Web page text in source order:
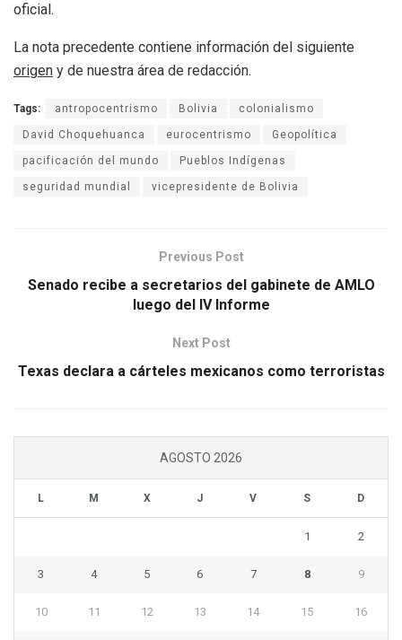
oficial.
La nota precedente contiene información del siguiente
origen y de nuestra área de redacción.
Tags: antropocentrismo Bolivia colonialismo
David Choquehuanca eurocentrismo Geopolítica
pacificación del mundo Pueblos Indígenas
seguridad mundial vicepresidente de Bolivia
Previous Post
Senado recibe a secretarios del gabinete de AMLO
luego del IV Informe
Next Post
Texas declara a cárteles mexicanos como terroristas
AGOSTO 2026
L M X J V S D
1 2
3 4 5 6 7 8 9
10 11 12 13 14 15 16